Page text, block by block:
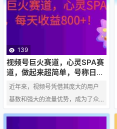
收入的人来说，“写爆款文案，月入
过千”的口号极具诱惑力。那么，作
为文案新手，真的有机会通过写文
案赚到 1k-2k 吗？这背后又有哪些
门道呢？ 一、 爆款文案是什么？为
什么“值钱”？ 首先，我们要明白什
么是“爆款文案”。它并非指所有爆款
内容的文案，而…
139
视频号巨火赛道，心灵SPA赛
道，做起来超简单，号称日入
800+！
近年来，视频号凭借其庞大的用户
基数和强大的流量优势，成为了众
多创业者和内容创作者的必争之